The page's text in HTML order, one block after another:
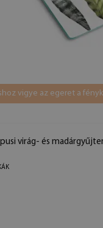
vigye az egeret a
virág- és